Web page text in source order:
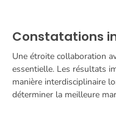
Constatations
Une étroite collaboration
essentielle. Les résultats
manière interdisciplinaire
déterminer la meilleure